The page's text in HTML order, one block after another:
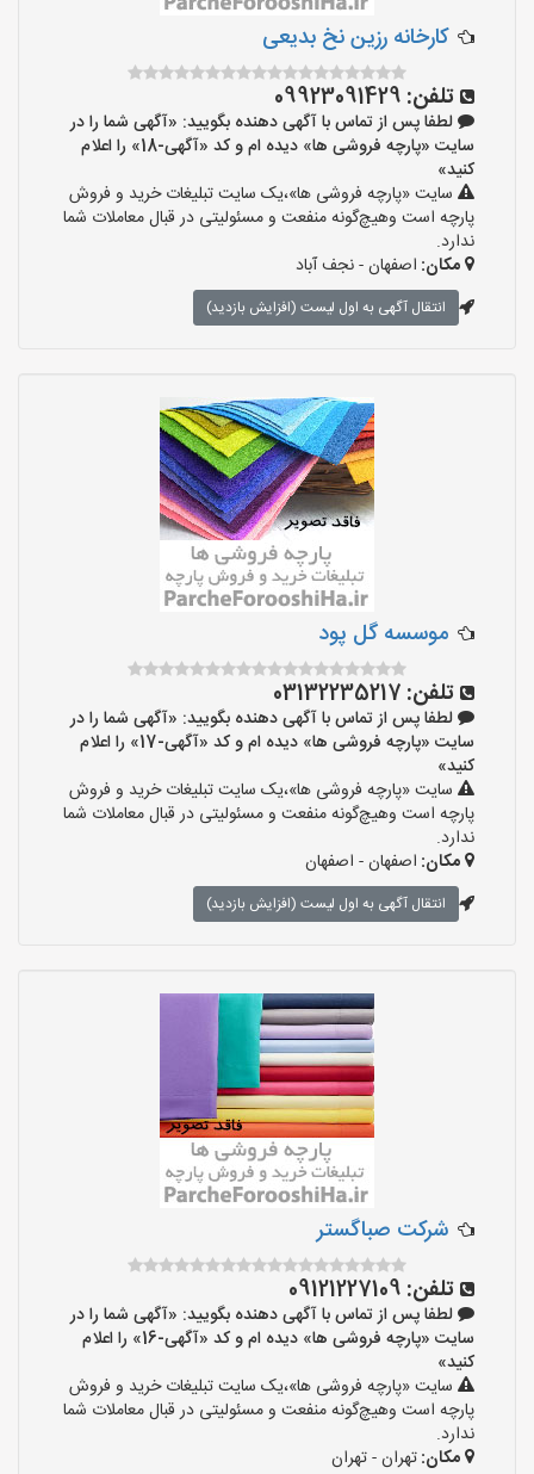
کارخانه رزین نخ بدیعی
تلفن: 09923091429
لطفا پس از تماس با آگهی دهنده بگویید: «آگهی شما را در
سایت «پارچه فروشی ها» دیده ام و کد «آگهی-18» را اعلام
کنید»
سایت «پارچه فروشی ها»،یک سایت تبلیغات خرید و فروش
پارچه است وهیچ‌گونه منفعت و مسئولیتی در قبال معاملات شما
ندارد.
مکان: اصفهان - نجف‌ آباد
انتقال آگهی به اول لیست (افزایش بازدید)
موسسه گل پود
تلفن: 03132235217
لطفا پس از تماس با آگهی دهنده بگویید: «آگهی شما را در
سایت «پارچه فروشی ها» دیده ام و کد «آگهی-17» را اعلام
کنید»
سایت «پارچه فروشی ها»،یک سایت تبلیغات خرید و فروش
پارچه است وهیچ‌گونه منفعت و مسئولیتی در قبال معاملات شما
ندارد.
مکان: اصفهان - اصفهان
انتقال آگهی به اول لیست (افزایش بازدید)
شرکت صباگستر
تلفن: 09121227109
لطفا پس از تماس با آگهی دهنده بگویید: «آگهی شما را در
سایت «پارچه فروشی ها» دیده ام و کد «آگهی-16» را اعلام
کنید»
سایت «پارچه فروشی ها»،یک سایت تبلیغات خرید و فروش
پارچه است وهیچ‌گونه منفعت و مسئولیتی در قبال معاملات شما
ندارد.
مکان:تهران - تهران